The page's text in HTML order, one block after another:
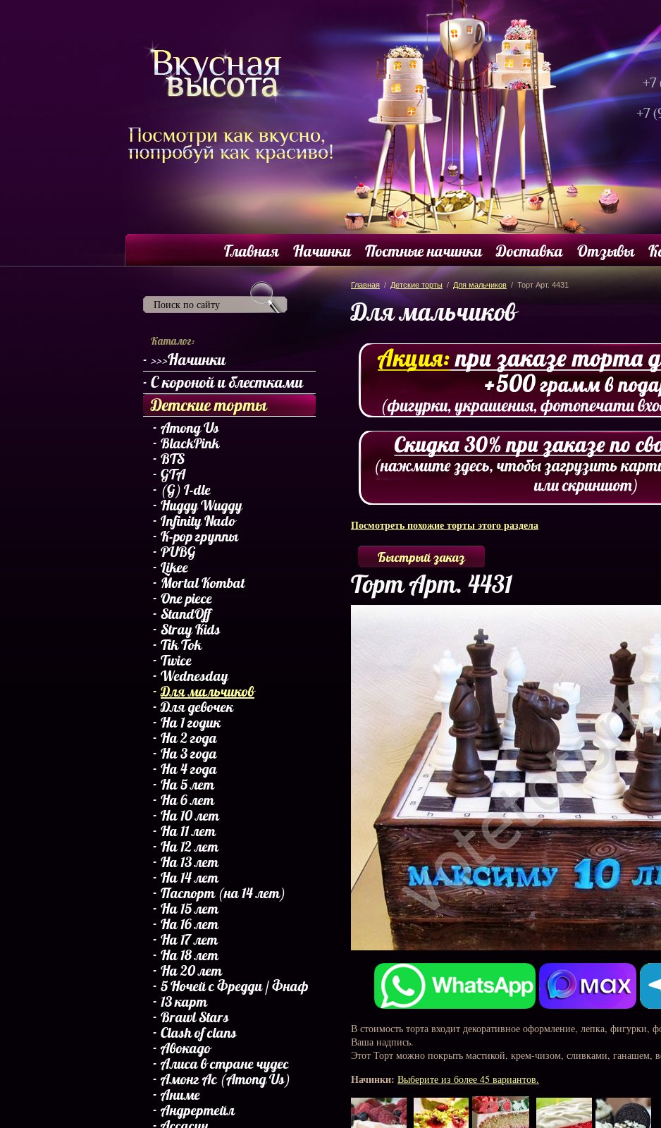
+7
+7
Главная Начинки Постные начинки Доставка Отзывы
Каталог:
>>>Начинки
С короной и блестками
Детские торты
Among Us
BlackPink
BTS
GTA
(G) I-dle
Huggy Wuggy
Infinity Nado
K-pop группы
PUBG
Likee
Mortal Kombat
One piece
StandOff
Stray Kids
Tik Tok
Twice
Wednesday
Для мальчиков
Для девочек
На 1 годик
На 2 года
На 3 года
На 4 года
На 5 лет
На 6 лет
На 10 лет
На 11 лет
На 12 лет
На 13 лет
На 14 лет
Паспорт (на 14 лет)
На 15 лет
На 16 лет
На 17 лет
На 18 лет
На 20 лет
5 Ночей с Фредди / Фнаф
13 карт
Brawl Stars
Clash of clans
Авокадо
Алиса в стране чудес
Амонг Ас (Among Us)
Аниме
Андрертейл
Главная / Детские торты / Для мальчиков / Торт Арт. 4431
Для мальчиков
Посмотреть похожие торты этого раздела
Быстрый заказ
Торт Арт. 4431
В стоимость торта входит декоративное оформление, лепка, фигурки,
Ваша надпись.
Этот Торт можно покрыть мастикой, крем-чизом, сливками, ганашем,
Начинки: Выберите из более 45 вариантов.